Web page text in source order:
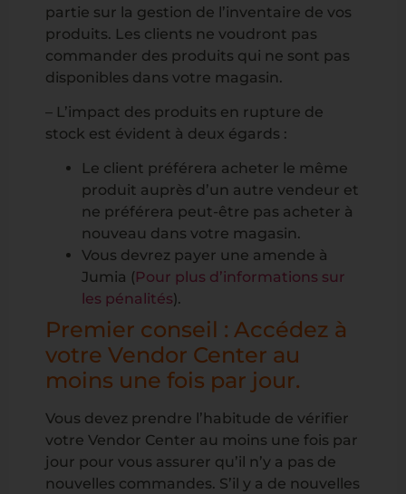
partie sur la gestion de l’inventaire de vos
produits. Les clients ne voudront pas
commander des produits qui ne sont pas
disponibles dans votre magasin.
– L’impact des produits en rupture de
stock est évident à deux égards :
Le client préférera acheter le même
produit auprès d’un autre vendeur et
ne préférera peut-être pas acheter à
nouveau dans votre magasin.
Vous devrez payer une amende à
Jumia (Pour plus d’informations sur
les pénalités).
Premier conseil : Accédez à
votre Vendor Center au
moins une fois par jour.
Vous devez prendre l’habitude de vérifier
votre Vendor Center au moins une fois par
jour pour vous assurer qu’il n’y a pas de
nouvelles commandes. S’il y a de nouvelles